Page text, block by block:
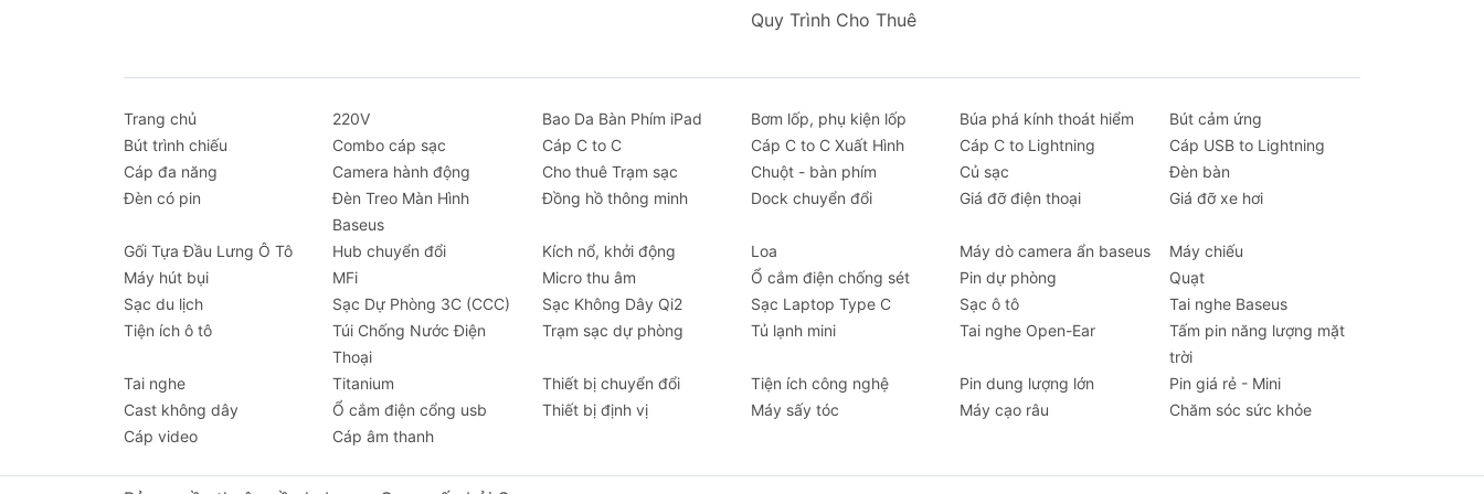
Chọn các dòng Cáp nối dài Type-C
1. Cáp Baseus
Nổi tiếng với các dòng sản phẩm như Flash Series, Tungsten Gold, cáp Baseus mang đến hiệu năng mạnh
mẽ, thiết kế bền bỉ với dây bện dù và đầu cắm chắc chắn.
2. Cáp Ugreen
Ugreen là thương hiệu được tin dùng toàn cầu với các sản phẩm đạt chuẩn quốc tế. Các dòng cáp USB4,
Thunderbolt 4 của Ugreen luôn đảm bảo chất lượng tín hiệu ổn định và độ bền vượt trội.
Cáp USB-C Đa Năng Dành Cho Ai?
Người dùng hệ sinh thái Apple (MacBook, iPad):
Tối ưu hóa cổng Thunderbolt/USB4 để vừa sạc, vừa
xuất màn hình, vừa kết nối hub chỉ với một cáp.
Game thủ:
Quy Trình Cho Thuê
Trang chủ 220V Bao Da Bàn Phím iPad Bơm lốp, phụ kiện lốp Búa phá kính thoát hiểm
Bút cảm ứng
Bút trình chiếu
Combo cáp sạc Cáp C to C Cáp C to C Xuất Hình Cáp C to Lightning
Cáp USB to Lightning
Cáp đa năng
Camera hành động Cho thuê Trạm sạc Chuột - bàn phím Củ sạc
Đèn bàn
Đèn có pin
Đèn Treo Màn Hình
Baseus
Đồng hồ thông minh Dock chuyển đổi Giá đỡ điện thoại Giá đỡ xe hơi
Gối Tựa Đầu Lưng Ô Tô Hub chuyển đổi Kích nổ, khởi động Loa Máy dò camera ẩn baseus
Máy chiếu
Máy hút bụi
MFi Micro thu âm Ổ cắm điện chống sét Pin dự phòng
Quạt
Sạc du lịch
Sạc Dự Phòng 3C (CCC) Sạc Không Dây Qi2 Sạc Laptop Type C Sạc ô tô
Tai nghe Baseus
Tiện ích ô tô
Túi Chống Nước Điện
Thoại
Trạm sạc dự phòng Tủ lạnh mini Tai nghe Open-Ear
Tấm pin năng lượng mặt
trời
Tai nghe
Titanium Thiết bị chuyển đổi Tiện ích công nghệ Pin dung lượng lớn
Pin giá rẻ - Mini
Cast không dây
Ổ cắm điện cổng usb Thiết bị định vị Máy sấy tóc Máy cạo râu
Chăm sóc sức khỏe
Cáp video
Cáp âm thanh